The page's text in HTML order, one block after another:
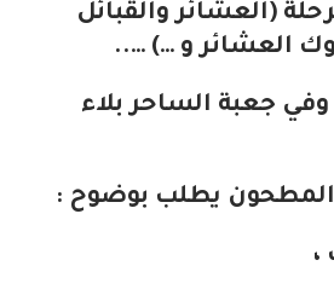
(العشائر والقبائل
العشائر و …) …..
وفي جعبة الساحر بلاء
المطحون يطلب بوضوح :
،